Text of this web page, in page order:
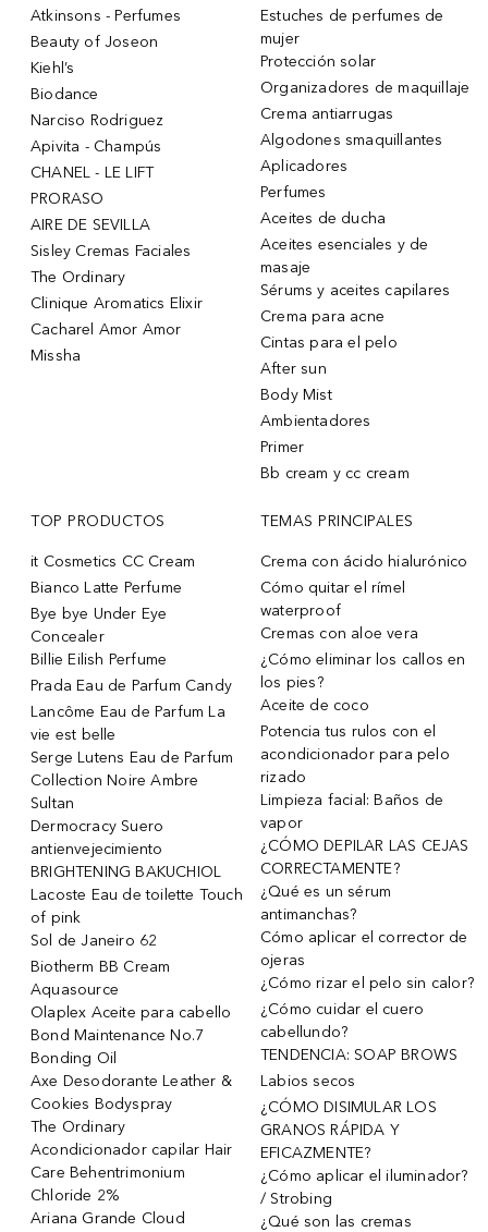
Atkinsons - Perfumes
Beauty of Joseon
Kiehl’s
Biodance
Narciso Rodriguez
Apivita - Champús
CHANEL - LE LIFT
PRORASO
AIRE DE SEVILLA
Sisley Cremas Faciales
The Ordinary
Clinique Aromatics Elixir
Cacharel Amor Amor
Missha
Estuches de perfumes de
mujer
Protección solar
Organizadores de maquillaje
Crema antiarrugas
Algodones smaquillantes
Aplicadores
Perfumes
Aceites de ducha
Aceites esenciales y de
masaje
Sérums y aceites capilares
Crema para acne
Cintas para el pelo
After sun
Body Mist
Ambientadores
Primer
Bb cream y cc cream
TOP PRODUCTOS
it Cosmetics CC Cream
Bianco Latte Perfume
Bye bye Under Eye
Concealer
Billie Eilish Perfume
Prada Eau de Parfum Candy
Lancôme Eau de Parfum La
vie est belle
Serge Lutens Eau de Parfum
Collection Noire Ambre
Sultan
Dermocracy Suero
antienvejecimiento
BRIGHTENING BAKUCHIOL
Lacoste Eau de toilette Touch
of pink
Sol de Janeiro 62
Biotherm BB Cream
Aquasource
Olaplex Aceite para cabello
Bond Maintenance No.7
Bonding Oil
Axe Desodorante Leather &
Cookies Bodyspray
The Ordinary
Acondicionador capilar Hair
Care Behentrimonium
Chloride 2%
Ariana Grande Cloud
TEMAS PRINCIPALES
Crema con ácido hialurónico
Cómo quitar el rímel
waterproof
Cremas con aloe vera
¿Cómo eliminar los callos en
los pies?
Aceite de coco
Potencia tus rulos con el
acondicionador para pelo
rizado
Limpieza facial: Baños de
vapor
¿CÓMO DEPILAR LAS CEJAS
CORRECTAMENTE?
¿Qué es un sérum
antimanchas?
Cómo aplicar el corrector de
ojeras
¿Cómo rizar el pelo sin calor?
¿Cómo cuidar el cuero
cabellundo?
TENDENCIA: SOAP BROWS
Labios secos
¿CÓMO DISIMULAR LOS
GRANOS RÁPIDA Y
EFICAZMENTE?
¿Cómo aplicar el iluminador?
/ Strobing
¿Qué son las cremas